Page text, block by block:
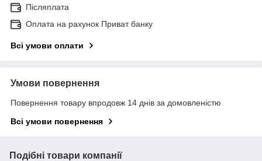
Післяплата
Оплата на рахунок Приват банку
Всі умови оплати
Умови повернення
Повернення товару впродовж 14 днів за домовленістю
Всі умови повернення
Подібні товари компанії